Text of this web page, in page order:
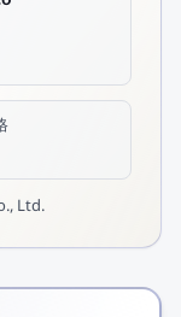
Ltd.